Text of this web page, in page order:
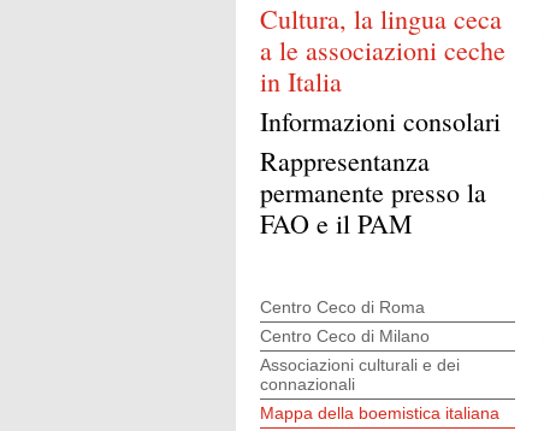
Cultura, la lingua ceca
a le associazioni ceche
in Italia
Informazioni consolari
Rappresentanza
permanente presso la
FAO e il PAM
Centro Ceco di Roma
Centro Ceco di Milano
Associazioni culturali e dei
connazionali
Mappa della boemistica italiana